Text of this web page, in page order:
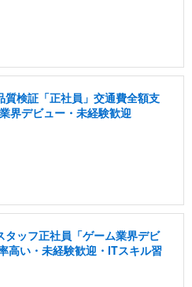
検証「正社員」交通費全額支
界デビュー・未経験歓迎
ッフ正社員「ゲーム業界デビ
高い・未経験歓迎・ITスキル習